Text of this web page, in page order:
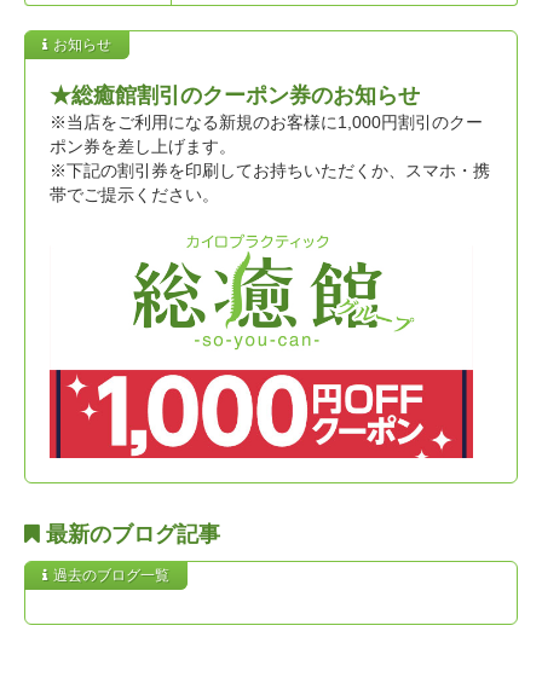
お知らせ
★総癒館割引のクーポン券のお知らせ
※当店をご利用になる新規のお客様に1,000円割引のクー
ポン券を差し上げます。
※下記の割引券を印刷してお持ちいただくか、スマホ・携
帯でご提示ください。
最新のブログ記事
過去のブログ一覧